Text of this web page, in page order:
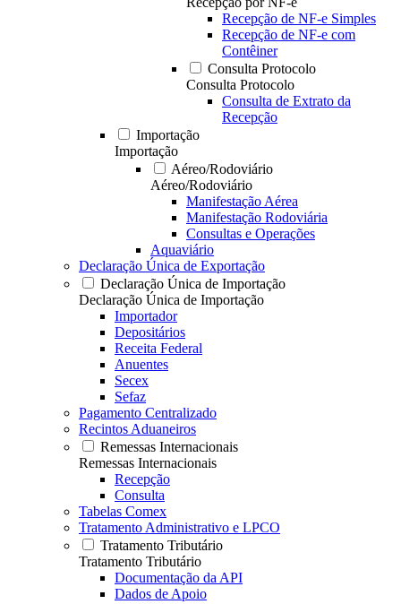
Recepção de NF-e Simples
Recepção de NF-e com
Contêiner
Consulta Protocolo
Consulta Protocolo
Consulta de Extrato da
Recepção
Importação
Importação
Aéreo/Rodoviário
Aéreo/Rodoviário
Manifestação Aérea
Manifestação Rodoviária
Consultas e Operações
Aquaviário
Declaração Única de Exportação
Declaração Única de Importação
Declaração Única de Importação
Importador
Depositários
Receita Federal
Anuentes
Secex
Sefaz
Pagamento Centralizado
Recintos Aduaneiros
Remessas Internacionais
Remessas Internacionais
Recepção
Consulta
Tabelas Comex
Tratamento Administrativo e LPCO
Tratamento Tributário
Tratamento Tributário
Documentação da API
Dados de Apoio